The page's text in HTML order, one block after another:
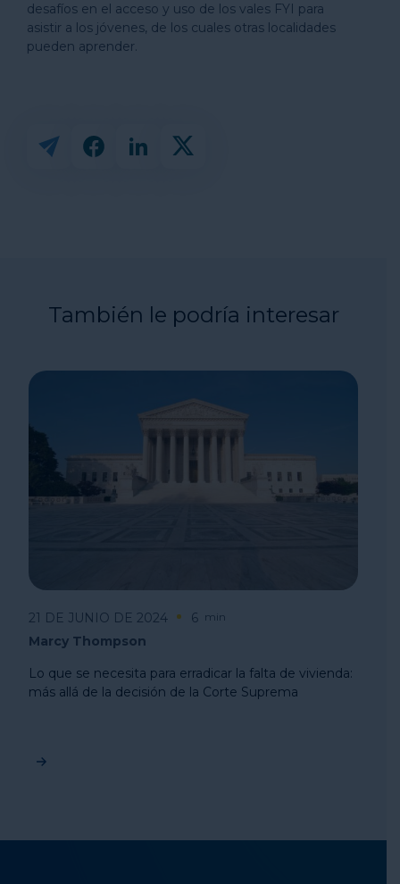
desafíos en el acceso y uso de los vales FYI para
asistir a los jóvenes, de los cuales otras localidades
pueden aprender.
También le podría interesar
21 DE JUNIO DE 2024 6 min
Marcy Thompson
Lo que se necesita para erradicar la falta de vivienda:
más allá de la decisión de la Corte Suprema